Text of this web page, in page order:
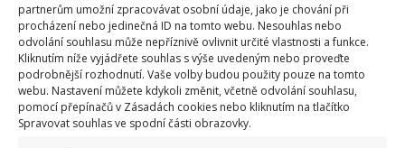
partnerům umožní zpracovávat osobní údaje, jako je chování při
procházení nebo jedinečná ID na tomto webu. Nesouhlas nebo
odvolání souhlasu může nepříznivě ovlivnit určité vlastnosti a funkce.
Kliknutím níže vyjádřete souhlas s výše uvedeným nebo proveďte
podrobnější rozhodnutí. Vaše volby budou použity pouze na tomto
webu. Nastavení můžete kdykoli změnit, včetně odvolání souhlasu,
pomocí přepínačů v Zásadách cookies nebo kliknutím na tlačítko
Spravovat souhlas ve spodní části obrazovky.
Pokud se pro obložení rozhodnete, může to být také
příležitost k přidání dalších prvků, jako jsou schůdky
nebo terasa. Ty mohouzvýšit komfort užívání
bazénua zároveň posílí jeho vizuální přitažlivost. K
té samozřejmě patří i křišťálově čistá voda. Na
BydlímeÚtulně jsme psali o tom, že na